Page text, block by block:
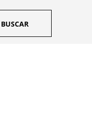
BUSCAR